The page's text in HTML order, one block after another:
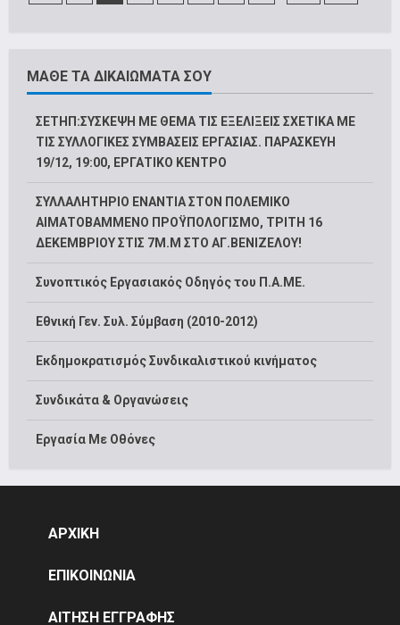
ΜΑΘΕ ΤΑ ΔΙΚΑΙΩΜΑΤΑ ΣΟΥ
ΣΕΤΗΠ:ΣΥΣΚΕΨΗ ΜΕ ΘΕΜΑ ΤΙΣ ΕΞΕΛΙΞΕΙΣ ΣΧΕΤΙΚΑ ΜΕ
ΤΙΣ ΣΥΛΛΟΓΙΚΕΣ ΣΥΜΒΑΣΕΙΣ ΕΡΓΑΣΙΑΣ. ΠΑΡΑΣΚΕΥΗ
19/12, 19:00, ΕΡΓΑΤΙΚΟ ΚΕΝΤΡΟ
ΣΥΛΛΑΛΗΤΗΡΙΟ ΕΝΑΝΤΙΑ ΣΤΟΝ ΠΟΛΕΜΙΚΟ
ΑΙΜΑΤΟΒΑΜΜΕΝΟ ΠΡΟΫΠΟΛΟΓΙΣΜΟ, ΤΡΙΤΗ 16
ΔΕΚΕΜΒΡΙΟΥ ΣΤΙΣ 7Μ.Μ ΣΤΟ ΑΓ.ΒΕΝΙΖΕΛΟΥ!
Συνοπτικός Εργασιακός Οδηγός του Π.Α.ΜΕ.
Εθνική Γεν. Συλ. Σύμβαση (2010-2012)
Εκδημοκρατισμός Συνδικαλιστικού κινήματος
Συνδικάτα & Οργανώσεις
Εργασία Με Οθόνες
ΑΡΧΙΚΗ
ΕΠΙΚΟΙΝΩΝΙΑ
ΑΙΤΗΣΗ ΕΓΓΡΑΦΗΣ